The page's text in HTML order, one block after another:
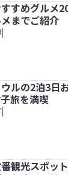
！定番から
すめグルメ
までご紹介
|
めモデルコ
ルの2泊3日
旅を満喫
|
観光スポッ